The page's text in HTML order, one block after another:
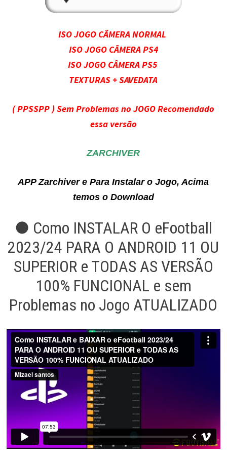
ISO JOGO CÂMERA NORMAL
ISO JOGO CÂMERA PS4
ISO JOGO CÂMERA PS5
TEXTURAS + SAVEDATA
( PPSSPP ) Sem Problemas no JOGO Recomendado
essa versão
ZARCHIVER
APP Zarchiver e Para Instalar o Jogo, Acima
temos o Download
● Como INSTALAR O eFootball
2023/24 PARA O ANDROID 11 OU
SUPERIOR e TODAS AS VERSÃO
100% FUNCIONAL e sem
Problemas no Jogo ATUALIZADO